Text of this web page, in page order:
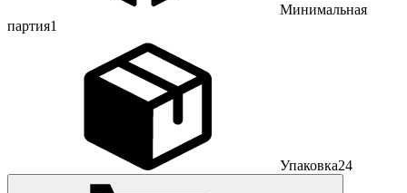
Минимальная
партия1
Упаковка24